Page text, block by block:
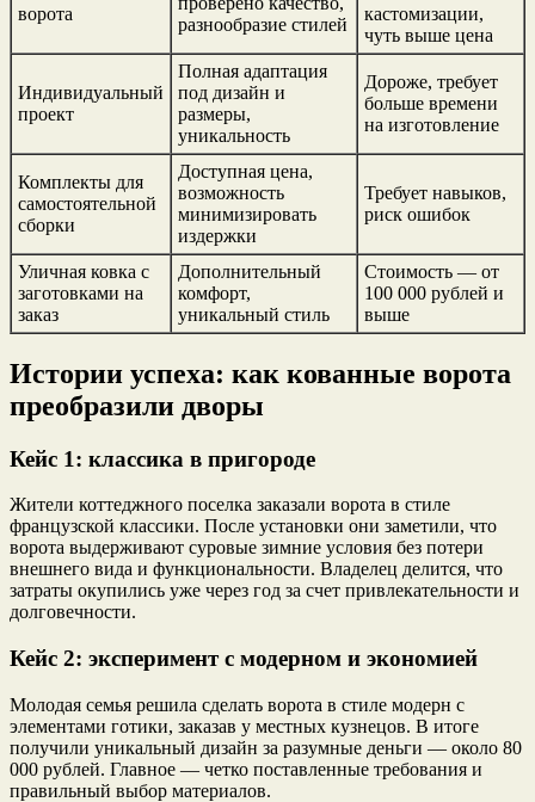
ворота
разнообразие стилей
кастомизации,
чуть выше цена
Индивидуальный
проект
Полная адаптация
под дизайн и
размеры,
уникальность
Дороже, требует
больше времени
на изготовление
Комплекты для
самостоятельной
сборки
Доступная цена,
возможность
минимизировать
издержки
Требует навыков,
риск ошибок
Уличная ковка с
заготовками на
заказ
Дополнительный
комфорт,
уникальный стиль
Стоимость — от
100 000 рублей и
выше
Истории успеха: как кованные ворота
преобразили дворы
Кейс 1: классика в пригороде
Жители коттеджного поселка заказали ворота в стиле
французской классики. После установки они заметили, что
ворота выдерживают суровые зимние условия без потери
внешнего вида и функциональности. Владелец делится, что
затраты окупились уже через год за счет привлекательности и
долговечности.
Кейс 2: эксперимент с модерном и экономией
Молодая семья решила сделать ворота в стиле модерн с
элементами готики, заказав у местных кузнецов. В итоге
получили уникальный дизайн за разумные деньги — около 80
000 рублей. Главное — четко поставленные требования и
правильный выбор материалов.